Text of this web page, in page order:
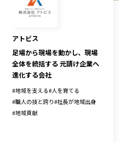
沖縄エリア
カテゴリから探す
特集コンテンツ
プレスリリース
MILCプロジェクト
アトビス
足場から現場を動かし、現場
全体を統括する 元請け企業へ
進化する会社
#地域を支える#人を育てる
#職人の技と誇り#社長が地域出身
#地域貢献